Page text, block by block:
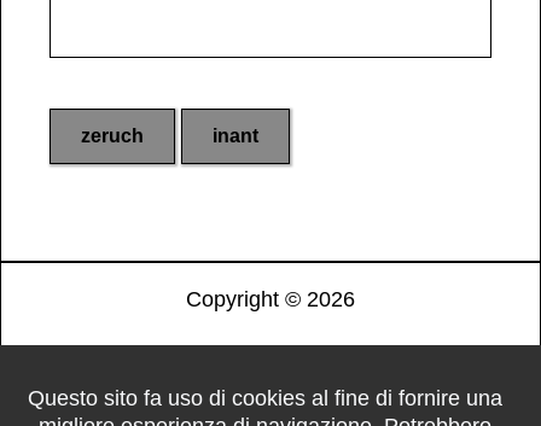
zeruch inant
Copyright © 2026
Questo sito fa uso di cookies al fine di fornire una